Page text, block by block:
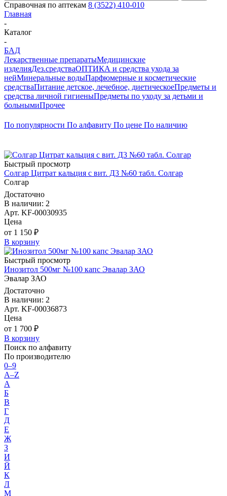
Справочная по аптекам 8 (3522) 410-010
Главная
-
Каталог
-
БАД
Лекарственные препаратыМедицинские
изделияДез.средстваОПТИКА и средства ухода за
нейМинеральные водыПарфюмерные и косметические
средстваПитание детское, лечебное, диетическоеПредметы и
средства личной гигиеныПредметы по уходу за детьми и
больнымиПрочее
По популярности По алфавиту По цене По наличию
Быстрый просмотр
Солгар Цитрат кальция с вит. Д3 №60 табл. Солгар
Солгар
Достаточно
В наличии: 2
Арт. KF-00030935
Цена
от 1 150 ₽
В корзину
Быстрый просмотр
Инозитол 500мг №100 капс Эвалар ЗАО
Эвалар ЗАО
Достаточно
В наличии: 2
Арт. KF-00036873
Цена
от 1 700 ₽
В корзину
Поиск по алфавиту
По производителю
0–9
A–Z
А
Б
В
Г
Д
Е
Ж
З
И
Й
К
Л
М